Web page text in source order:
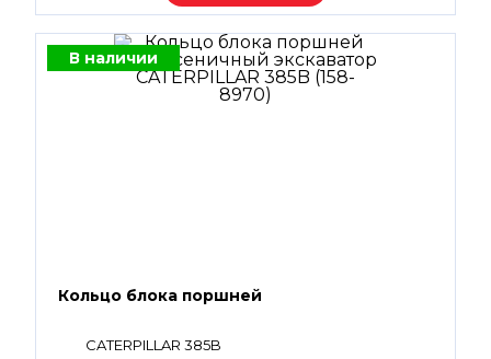
В наличии
Кольцо блока поршней
CATERPILLAR 385B